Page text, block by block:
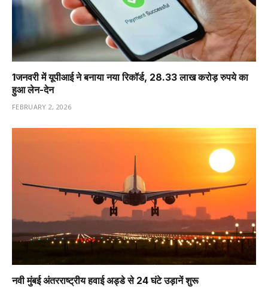
1️जनवरी में यूपीआई ने बनाया नया रिकॉर्ड, 28.33 लाख करोड़ रुपये का
हुआ लेन-देन
FEBRUARY 2, 2026
नवी मुंबई अंतरराष्ट्रीय हवाई अड्डे से 24 घंटे उड़ानें शुरू